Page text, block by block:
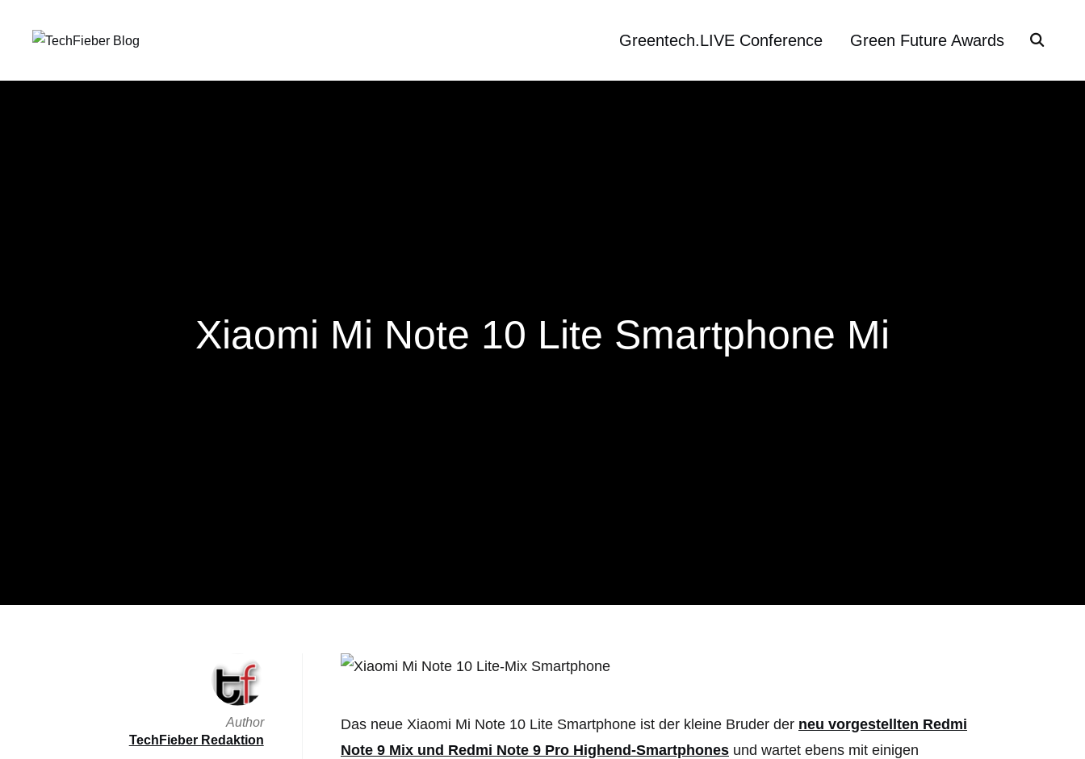
Greentech.LIVE Conference Green Future Awards
Xiaomi Mi Note 10 Lite Smartphone Mi
Das neue Xiaomi Mi Note 10 Lite Smartphone ist der kleine Bruder der neu vorgestellten Redmi
Note 9 Mix und Redmi Note 9 Pro Highend-Smartphones und wartet ebens mit einigen
Author
TechFieber Redaktion